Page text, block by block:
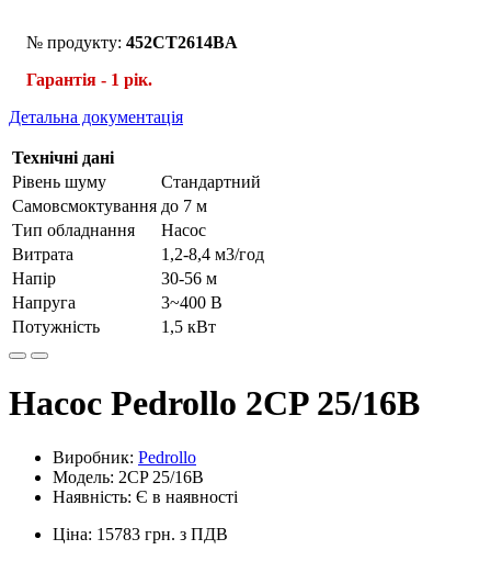
№ продукту: 452CT2614BA
Гарантія - 1 рік.
Детальна документація
Технічні дані
Рівень шуму
Стандартний
Самовсмоктування до 7 м
Тип обладнання
Насос
Витрата
1,2-8,4 м3/год
Напір
30-56 м
Напруга
3~400 В
Потужність
1,5 кВт
Насос Pedrollo 2CP 25/16B
Виробник: Pedrollo
Модель: 2CP 25/16B
Наявність: Є в наявності
Ціна: 15783 грн. з ПДВ